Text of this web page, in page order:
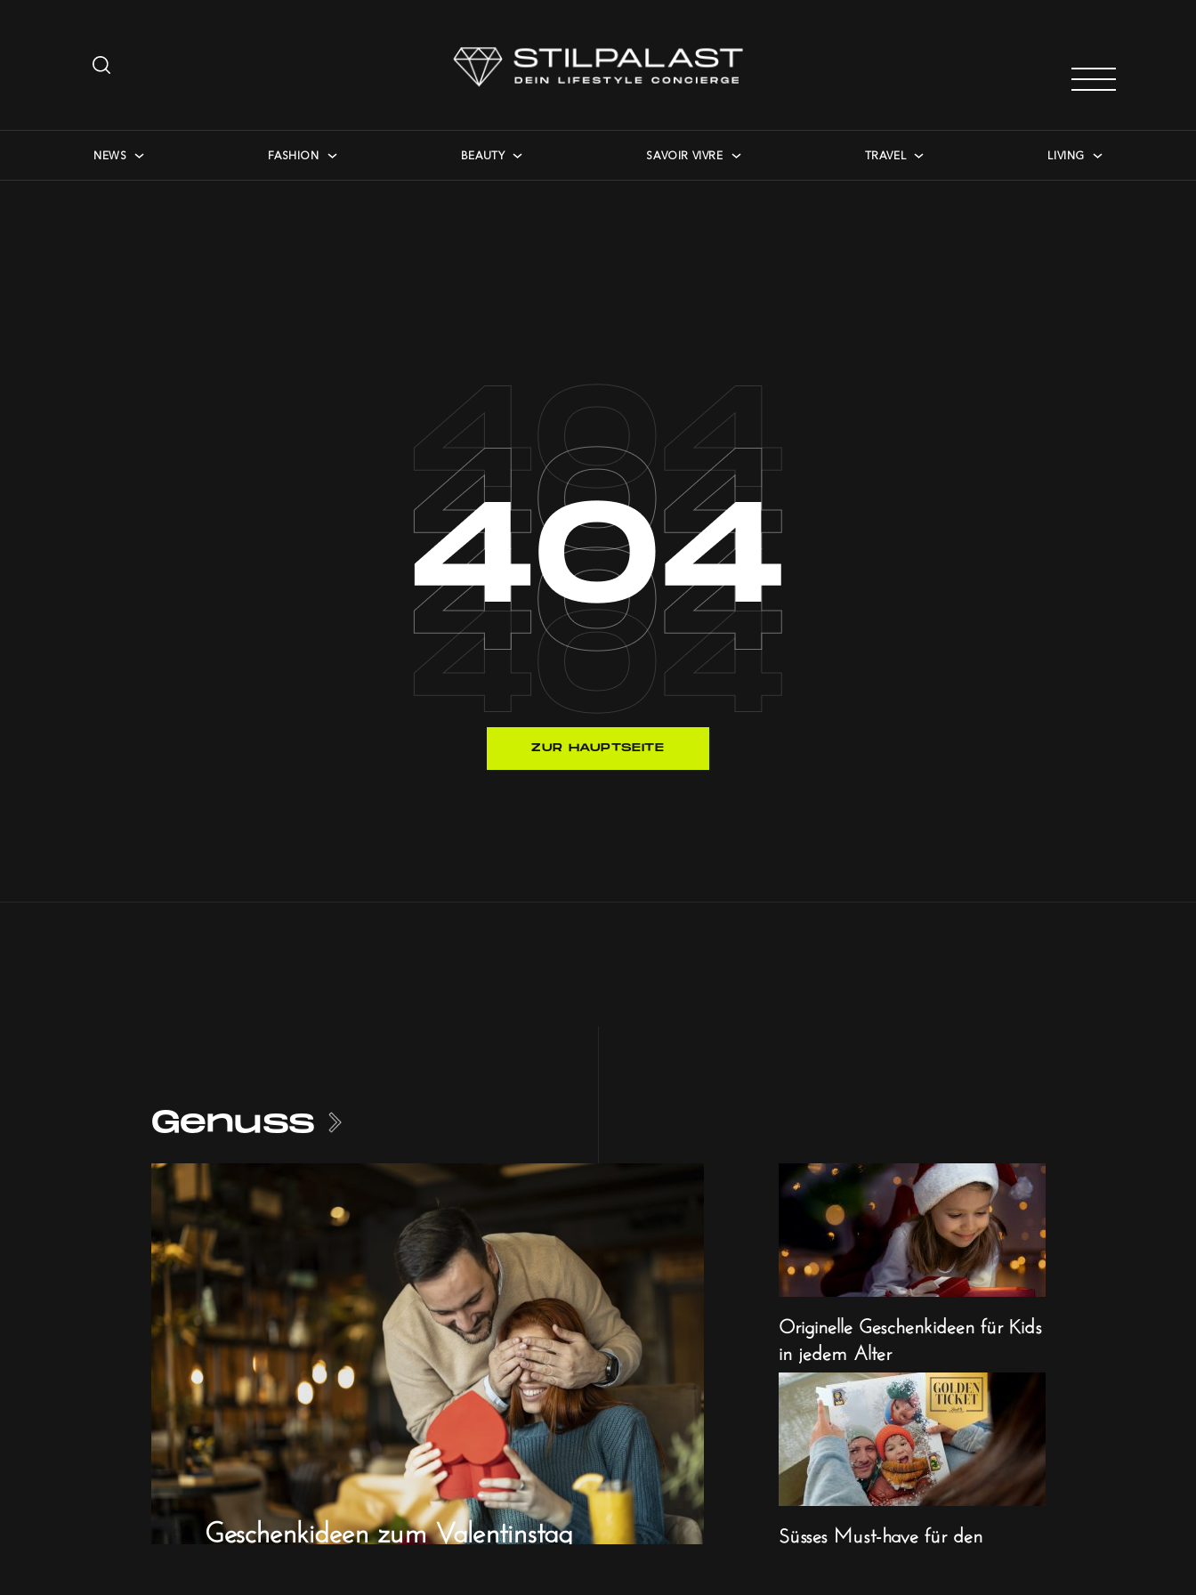
…
NEWS FASHION BEAUTY SAVOIR VIVRE TRAVEL LIVING
ZUR HAUPTSEITE
Genuss
Geschenkideen zum Valentinstag
Originelle Geschenkideen für Kids
in jedem Alter
Süsses Must-have für den